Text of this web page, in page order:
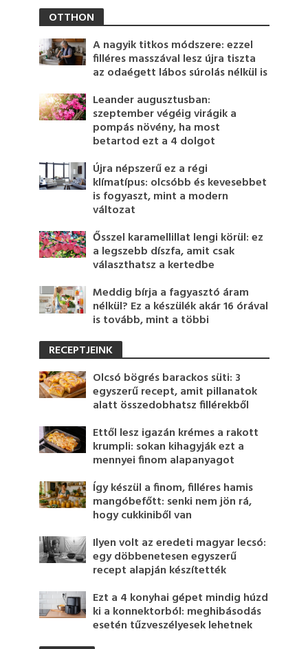
OTTHON
A nagyik titkos módszere: ezzel
filléres masszával lesz újra tiszta
az odaégett lábos súrolás nélkül is
Leander augusztusban:
szeptember végéig virágik a
pompás növény, ha most
betartod ezt a 4 dolgot
Újra népszerű ez a régi
klímatípus: olcsóbb és kevesebbet
is fogyaszt, mint a modern
változat
Ősszel karamellillat lengi körül: ez
a legszebb díszfa, amit csak
választhatsz a kertedbe
Meddig bírja a fagyasztó áram
nélkül? Ez a készülék akár 16 órával
is tovább, mint a többi
RECEPTJEINK
Olcsó bögrés barackos süti: 3
egyszerű recept, amit pillanatok
alatt összedobhatsz fillérekből
Ettől lesz igazán krémes a rakott
krumpli: sokan kihagyják ezt a
mennyei finom alapanyagot
Így készül a finom, filléres hamis
mangóbefőtt: senki nem jön rá,
hogy cukkiniből van
Ilyen volt az eredeti magyar lecsó:
egy döbbenetesen egyszerű
recept alapján készítették
Ezt a 4 konyhai gépet mindig húzd
ki a konnektorból: meghibásodás
esetén tűzveszélyesek lehetnek